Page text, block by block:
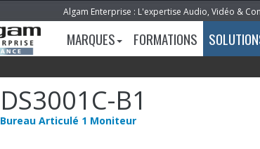
Algam Enterprise : L'expertise Audio, Vidéo &
MARQUES FORMATIONS
DS3001C-B1
Bureau Articulé 1 Moniteur